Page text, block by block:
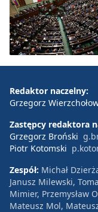
Redaktor naczelny:
Grzegorz
Zastępcy redaktora
Grzegorz Broński
Piotr Kotomski
Zespół: Michał
Janusz Milewski,
Mimier, Przemysław
Mateusz Mol,